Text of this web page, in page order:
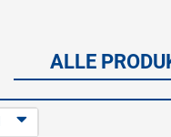
ALLE